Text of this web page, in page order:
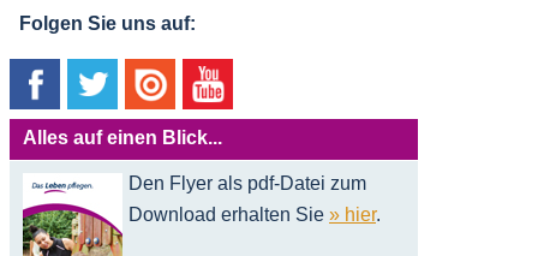
Folgen Sie uns auf:
Alles auf einen Blick...
Den Flyer als pdf-Datei zum
Download erhalten Sie » hier.